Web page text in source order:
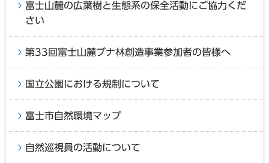
富士山麓の広葉樹と生態系の保全活動にご協力くだ
さい
第33回富士山麓ブナ林創造事業参加者の皆様へ
国立公園における規制について
富士市自然環境マップ
自然巡視員の活動について